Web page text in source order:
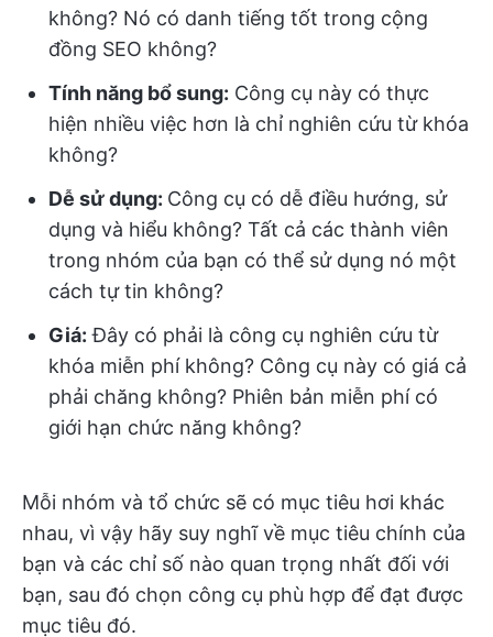
không? Nó có danh tiếng tốt trong cộng
đồng SEO không?
Tính năng bổ sung: Công cụ này có thực
hiện nhiều việc hơn là chỉ nghiên cứu từ khóa
không?
Dễ sử dụng: Công cụ có dễ điều hướng, sử
dụng và hiểu không? Tất cả các thành viên
trong nhóm của bạn có thể sử dụng nó một
cách tự tin không?
Giá: Đây có phải là công cụ nghiên cứu từ
khóa miễn phí không? Công cụ này có giá cả
phải chăng không? Phiên bản miễn phí có
giới hạn chức năng không?
Mỗi nhóm và tổ chức sẽ có mục tiêu hơi khác
nhau, vì vậy hãy suy nghĩ về mục tiêu chính của
bạn và các chỉ số nào quan trọng nhất đối với
bạn, sau đó chọn công cụ phù hợp để đạt được
mục tiêu đó.